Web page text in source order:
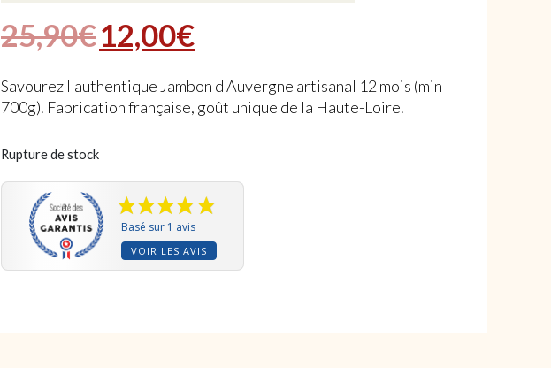
25,90€Le prix initial était : 25,90€.
12,00€Le prix actuel est : 12,00€.
Savourez l'authentique Jambon d'Auvergne artisanal 12 mois (min
700g). Fabrication française, goût unique de la Haute-Loire.
Rupture de stock
Basé sur 1 avis
VOIR LES AVIS